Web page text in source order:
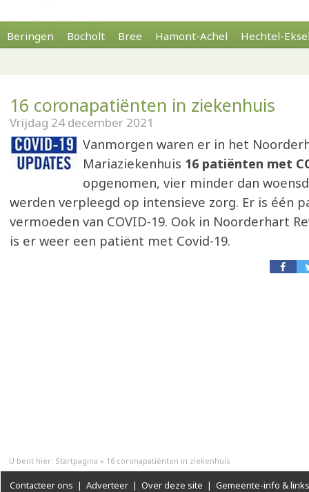
Beringen Bocholt Bree Hamont-Achel Hechtel-
16 coronapatiënten in ziekenhuis
Vrijdag 24 december 2021
Vanmorgen waren er in het
Mariaziekenhuis 16 patiënten met
opgenomen, vier minder dan
werden verpleegd op intensieve zorg. Er is één
vermoeden van COVID-19. Ook in Noorderhart
is er weer een patiënt met Covid-19.
U bent hier: Startpagina » 16 coronapatiënten in ziekenhuis
Contacteer ons | Adverteer | Over deze site | Gemeente-info & links